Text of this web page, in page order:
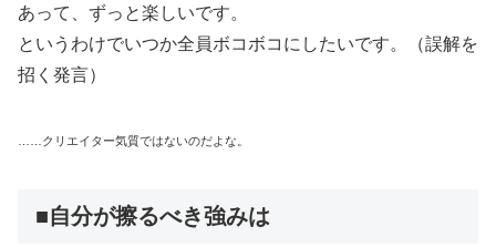
あって、ずっと楽しいです。
というわけでいつか全員ボコボコにしたいです。（誤解を
招く発言）
……クリエイター気質ではないのだよな。
■自分が擦るべき強みは